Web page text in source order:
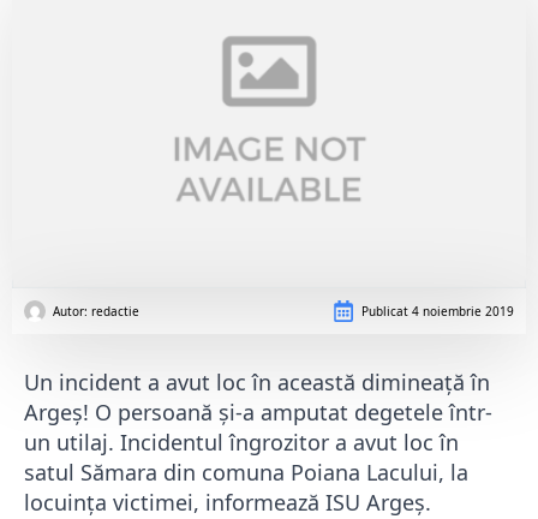
Autor: redactie Publicat 4 noiembrie 2019
Un incident a avut loc în această dimineață în
Argeș! O persoană și-a amputat degetele într-
un utilaj. Incidentul îngrozitor a avut loc în
satul Sămara din comuna Poiana Lacului, la
locuința victimei, informează ISU Argeș.